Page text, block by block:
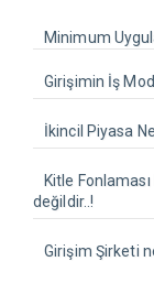
Minimum
Girişimin İş
İkincil Piyasa
Kitle
değildir..!
Girişim Şirketi